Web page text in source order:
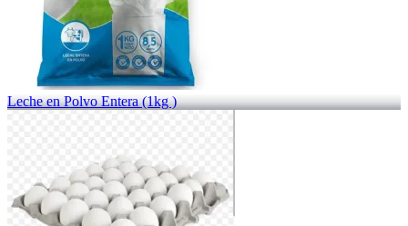
Leche en Polvo Entera (1kg )